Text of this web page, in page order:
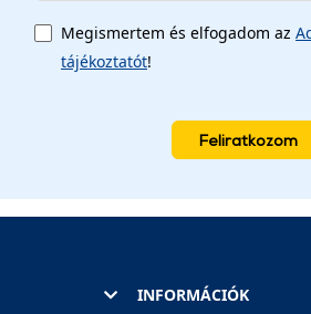
Megismertem és elfogadom az
tájékoztatót!
Feliratkozom
INFORMÁCIÓK